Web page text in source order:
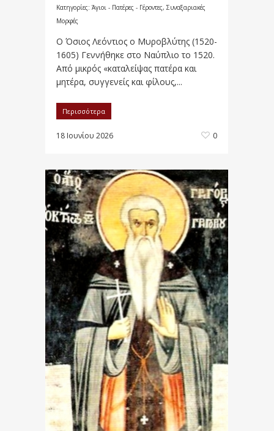
Κατηγορίες: Άγιοι - Πατέρες - Γέροντες, Συναξαριακές
Μορφές
O Όσιος Λεόντιος ο Μυροβλύτης (1520-
1605) Γεννήθηκε στο Ναύπλιο το 1520.
Από μικρός «καταλείψας πατέρα και
μητέρα, συγγενείς και φίλους,...
Περισσότερα
18 Ιουνίου 2026 0